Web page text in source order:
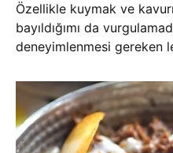
Özellikle kuymak ve
bayıldığımı da
deneyimlenmesi gereken